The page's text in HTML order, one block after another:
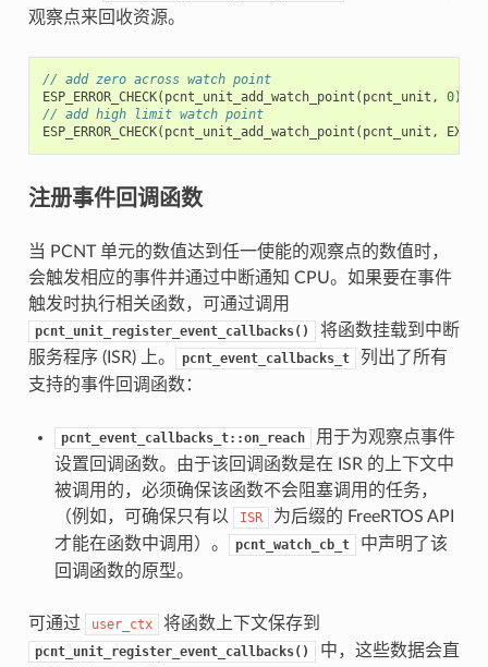
观察点来回收资源。
// add zero across watch point
ESP_ERROR_CHECK( pcnt_unit_add_watch_point ( pcnt_unit , 0));
// add high limit watch point
ESP_ERROR_CHECK( pcnt_unit_add_watch_point ( pcnt_unit ,
注册事件回调函数
当 PCNT 单元的数值达到任一使能的观察点的数值时，
会触发相应的事件并通过中断通知 CPU。如果要在事件
触发时执行相关函数，可通过调用
pcnt_unit_register_event_callbacks()
将函数挂载到中断
服务程序 (ISR) 上。
pcnt_event_callbacks_t
列出了所有
支持的事件回调函数：
pcnt_event_callbacks_t::on_reach
用于为观察点事件
设置回调函数。由于该回调函数是在 ISR 的上下文中
被调用的，必须确保该函数不会阻塞调用的任务，
（例如，可确保只有以
ISR
为后缀的 FreeRTOS API
才能在函数中调用）。
pcnt_watch_cb_t
中声明了该
回调函数的原型。
可通过 user_ctx 将函数上下文保存到
pcnt_unit_register_event_callbacks()
中，这些数据会直